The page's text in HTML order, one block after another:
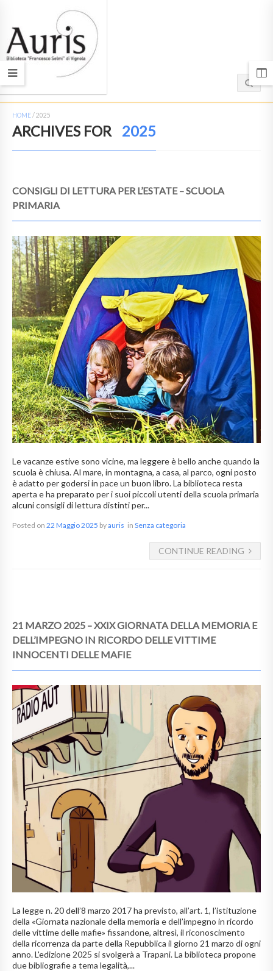
HOME/2025
ARCHIVES FOR 2025
CONSIGLI DI LETTURA PER L’ESTATE – SCUOLA
PRIMARIA
Le vacanze estive sono vicine, ma leggere è bello anche quando la
scuola è chiusa. Al mare, in montagna, a casa, al parco, ogni posto
è adatto per godersi in pace un buon libro. La biblioteca resta
aperta e ha preparato per i suoi piccoli utenti della scuola primaria
alcuni consigli di lettura distinti per...
Posted on 22 Maggio 2025 byauris in Senza categoria
CONTINUE READING
21 MARZO 2025 – XXIX GIORNATA DELLA MEMORIA E
DELL’IMPEGNO IN RICORDO DELLE VITTIME
INNOCENTI DELLE MAFIE
La legge n. 20 dell’8 marzo 2017 ha previsto, all’art. 1, l’istituzione
della «Giornata nazionale della memoria e dell’impegno in ricordo
delle vittime delle mafie» fissandone, altresì, il riconoscimento
della ricorrenza da parte della Repubblica il giorno 21 marzo di ogni
anno. L'edizione 2025 si svolgerà a Trapani. La biblioteca propone
due bibliografie a tema legalità,...